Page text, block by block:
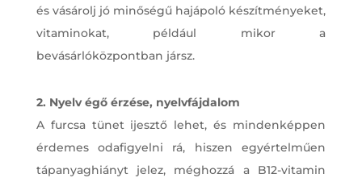
és vásárolj jó minőségű hajápoló készítményeket,
vitaminokat, például mikor a
bevásárlóközpontban jársz.
2. Nyelv égő érzése, nyelvfájdalom
A furcsa tünet ijesztő lehet, és mindenképpen
érdemes odafigyelni rá, hiszen egyértelműen
tápanyaghiányt jelez, méghozzá a B12-vitamin